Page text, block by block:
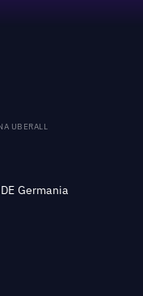
UBERALL
Germania